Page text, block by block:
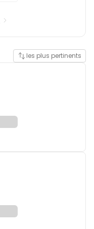
les plus pertinents